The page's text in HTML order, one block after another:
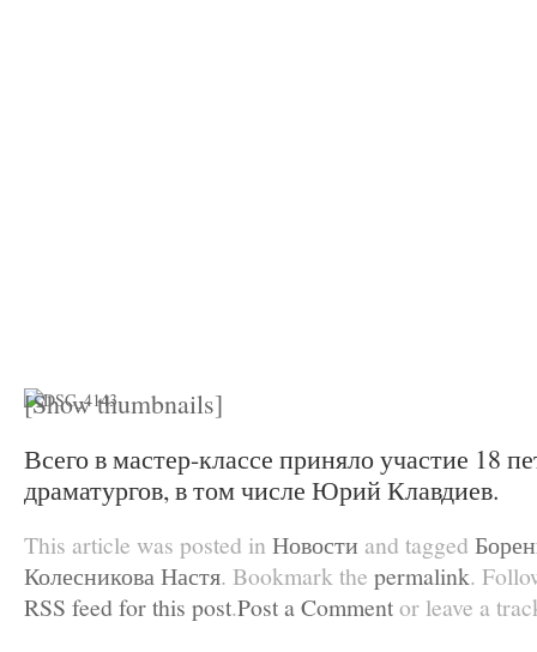
[Show thumbnails]
Всего в мастер-классе приняло участие 18
драматургов, в том числе Юрий Клавдиев.
This article was posted in Новости and tagged
Колесникова Настя. Bookmark the permalink.
RSS feed for this post.Post a Commentor leave a